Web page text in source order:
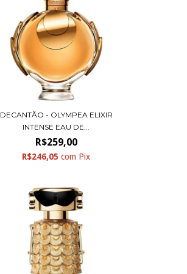
DECANTÃO - OLYMPEA ELIXIR
INTENSE EAU DE...
R$259,00
R$246,05com Pix